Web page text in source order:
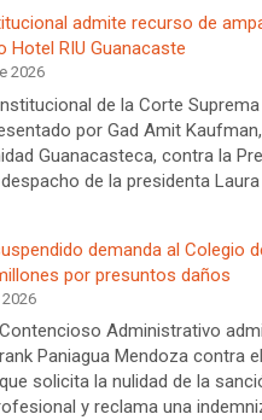
admite recurso de
Hotel RIU Guanacaste
2026
de la Corte
por Gad Amit
Guanacasteca, contra la
de la presidenta
demanda al Colegio
por presuntos daños
Administrativo
Paniagua Mendoza contra
solicita la nulidad de la
y reclama una